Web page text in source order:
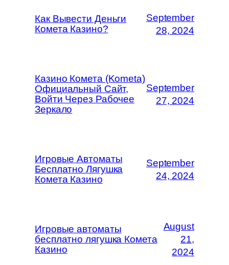
Как Вывести Деньги
Комета Казино?
September
28, 2024
Казино Комета (Kometa)
Официальный Сайт,
Войти Через Рабочее
Зеркало
September
27, 2024
Игровые Автоматы
Бесплатно Лягушка
Комета Казино
September
24, 2024
Игровые автоматы
бесплатно лягушка Комета
Казино
August
21,
2024